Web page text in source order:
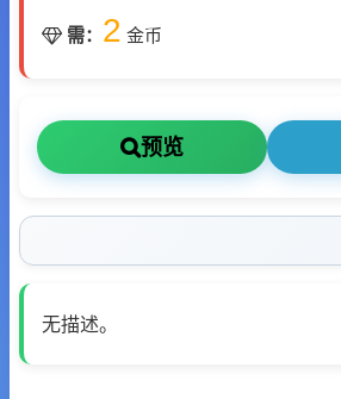
需： 2 金币
预览
无描述。